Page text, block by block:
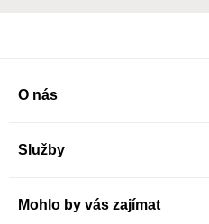
O nás
Služby
Mohlo by vás zajímat